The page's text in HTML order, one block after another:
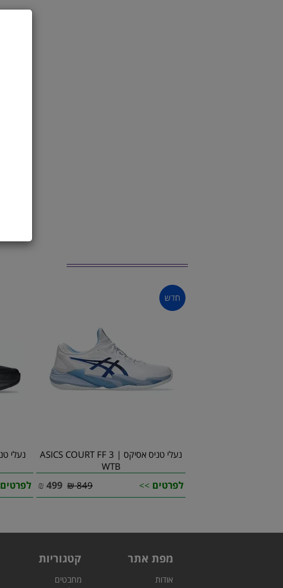
נעלי טניס אסיקס | ASICS COURT FF 3
WTB
לפרטים >>
849 ₪
499
₪ לפרטים
מפת אתר קטגוריות
אודות
מחבטים